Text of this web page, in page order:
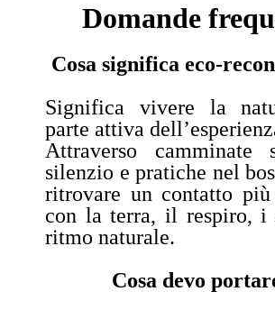
Domande
Cosa significa eco-
Significa vivere la
parte attiva
Attraverso camminate
silenzio e pratiche nel
ritrovare un contatto più
con la terra, il respiro, i
ritmo naturale.
Cosa devo